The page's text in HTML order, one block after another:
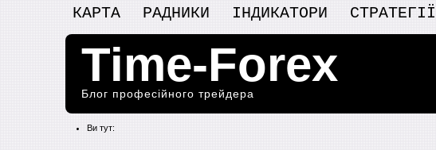
КАРТА РАДНИКИ ІНДИКАТОРИ СТРАТЕГІЇ
Time-Forex
Блог професійного трейдера
Ви тут: